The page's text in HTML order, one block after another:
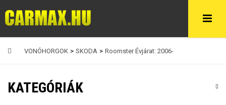
VONÓHORGOK > SKODA > Roomster Évjárat: 2006-
KATEGÓRIÁK